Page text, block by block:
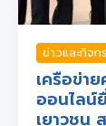
ข่าวและกิจก
เครือข่า
ออนไลน์
เยาวชน